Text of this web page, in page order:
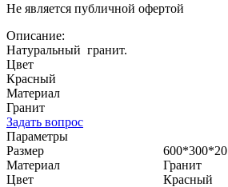
Не является публичной офертой
Описание:
Натуральный гранит.
Цвет
Красный
Материал
Гранит
Задать вопрос
Параметры
Размер
600*300*20
Материал
Гранит
Цвет
Красный